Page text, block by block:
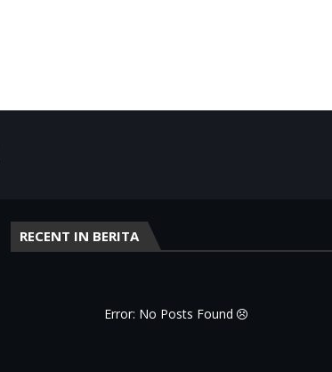
RECENT IN BERITA
Error: No Posts Found